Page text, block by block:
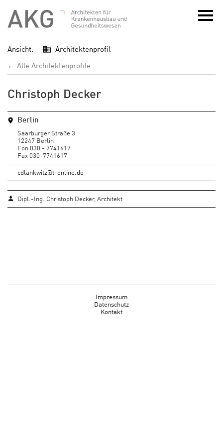
Ansicht:
Architektenprofil
← Alle Architektenprofile
Christoph Decker
Berlin
Saarburger Straße 3
12247 Berlin
Fon 030 - 7741617
Fax 030-7741617
cdlankwitz@t-online.de
Dipl.-Ing. Christoph Decker, Architekt
Impressum
Datenschutz
Kontakt